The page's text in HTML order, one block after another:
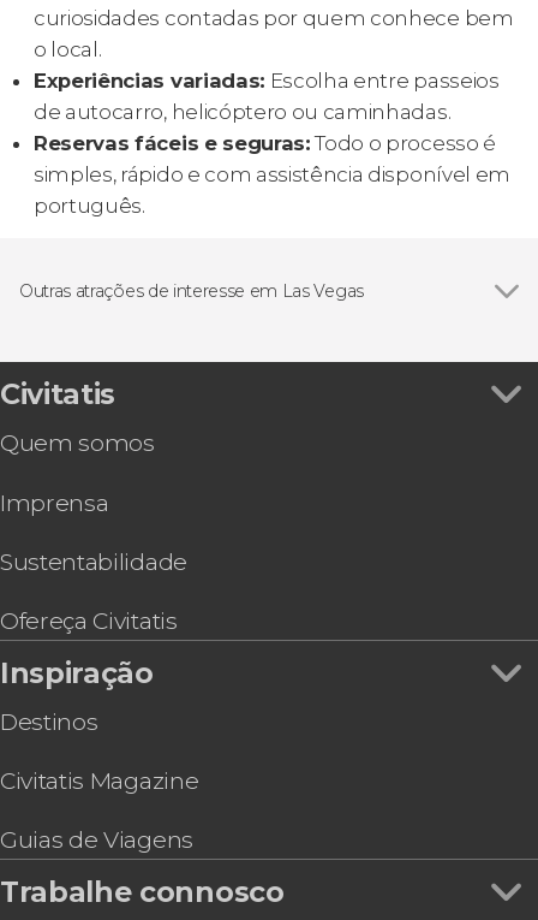
curiosidades contadas por quem conhece bem
o local.
Experiências variadas: Escolha entre passeios
de autocarro, helicóptero ou caminhadas.
Reservas fáceis e seguras:Todo o processo é
simples, rápido e com assistência disponível em
português.
Outras atrações de interesse em Las Vegas
Antelope Canyon
Civitatis
Quem somos
Imprensa
Sustentabilidade
Ofereça Civitatis
Inspiração
Destinos
Civitatis Magazine
Guias de Viagens
Trabalhe connosco